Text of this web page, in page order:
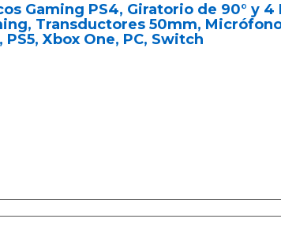
Gaming PS4, Giratorio de 90° y
Transductores 50mm,
PS5, Xbox One, PC, Switch